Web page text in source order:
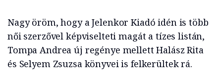
Nagy öröm, hogy a Jelenkor Kiadó idén is több
női szerzővel képviselteti magát a tízes listán,
Tompa Andrea új regénye mellett Halász Rita
és Selyem Zsuzsa könyvei is felkerültek rá.